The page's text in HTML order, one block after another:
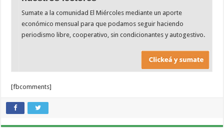
Sumate a la comunidad El Miércoles mediante un aporte
económico mensual para que podamos seguir haciendo
periodismo libre, cooperativo, sin condicionantes y autogestivo.
[fbcomments]